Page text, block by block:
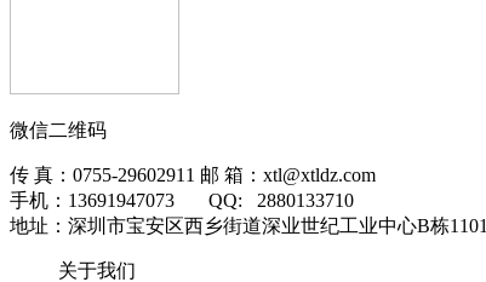
微信二维码
传 真：0755-29602911 邮 箱：xtl@xtldz.com
手机：13691947073 QQ: 2880133710
地址：深圳市宝安区西乡街道深业世纪工业中心B栋1101
关于我们